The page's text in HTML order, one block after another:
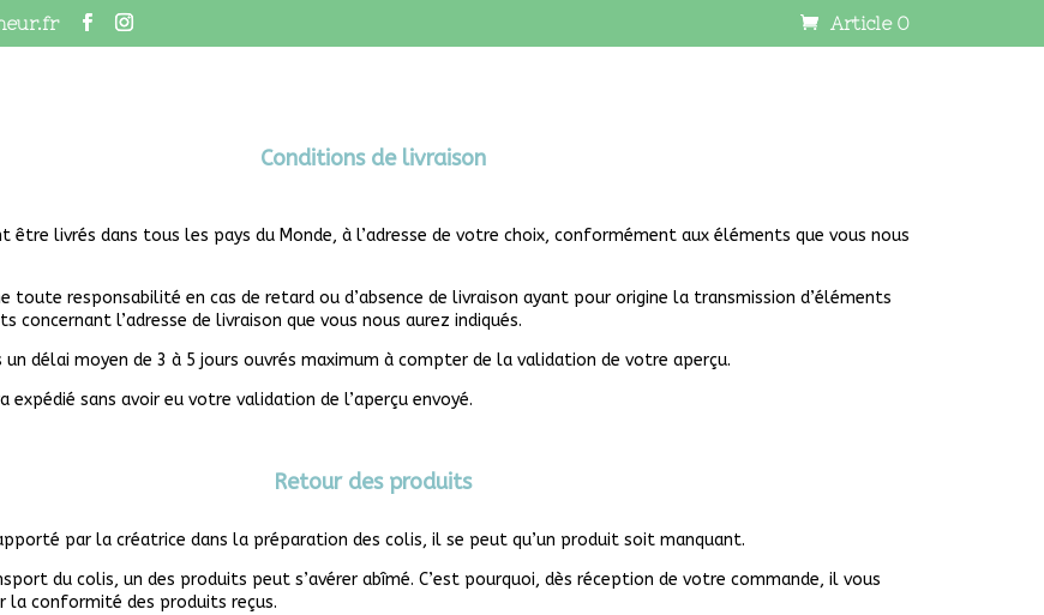
Article 0
Conditions de livraison
être livrés dans tous les pays du Monde, à l’adresse de votre choix, conformément aux éléments que vous nous
toute responsabilité en cas de retard ou d’absence de livraison ayant pour origine la transmission d’éléments
concernant l’adresse de livraison que vous nous aurez indiqués.
un délai moyen de 3 à 5 jours ouvrés maximum à compter de la validation de votre aperçu.
expédié sans avoir eu votre validation de l’aperçu envoyé.
Retour des produits
par la créatrice dans la préparation des colis, il se peut qu’un produit soit manquant.
du colis, un des produits peut s’avérer abîmé. C’est pourquoi, dès réception de votre commande, il vous
la conformité des produits reçus.